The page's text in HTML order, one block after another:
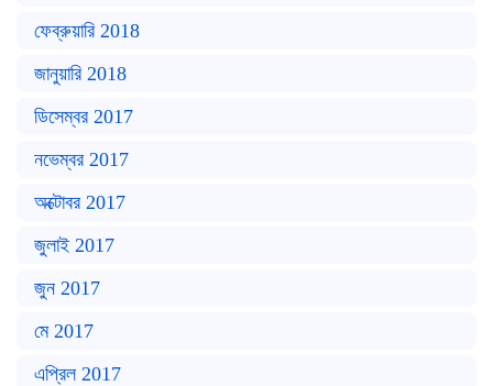
ফেব্রুয়ারি 2018
জানুয়ারি 2018
ডিসেম্বর 2017
নভেম্বর 2017
অক্টোবর 2017
জুলাই 2017
জুন 2017
মে 2017
এপ্রিল 2017